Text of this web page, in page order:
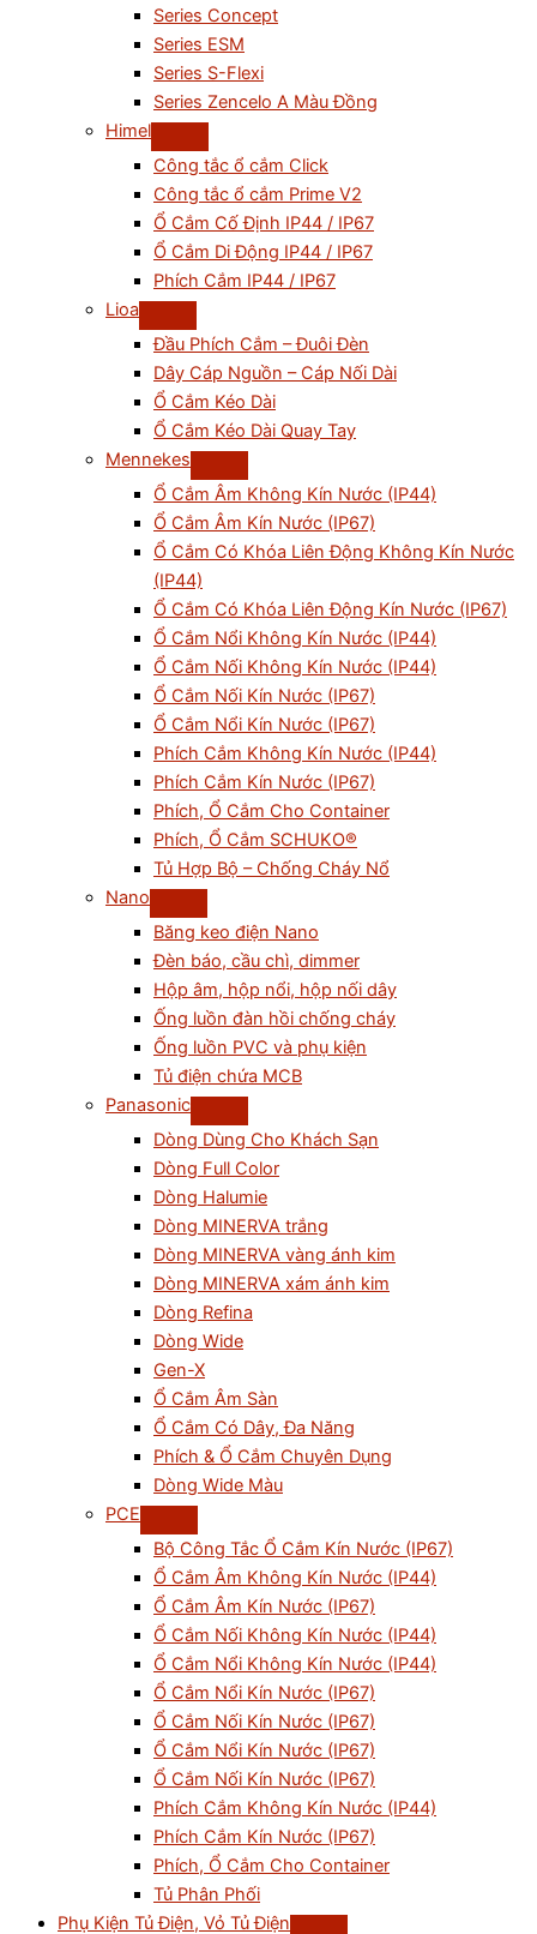
Series Concept
Series ESM
Series S-Flexi
Series Zencelo A Màu Đồng
Himel
Công tắc ổ cắm Click
Công tắc ổ cắm Prime V2
Ổ Cắm Cố Định IP44 / IP67
Ổ Cắm Di Động IP44 / IP67
Phích Cắm IP44 / IP67
Lioa
Đầu Phích Cắm – Đuôi Đèn
Dây Cáp Nguồn – Cáp Nối Dài
Ổ Cắm Kéo Dài
Ổ Cắm Kéo Dài Quay Tay
Mennekes
Ổ Cắm Âm Không Kín Nước (IP44)
Ổ Cắm Âm Kín Nước (IP67)
Ổ Cắm Có Khóa Liên Động Không Kín Nước
(IP44)
Ổ Cắm Có Khóa Liên Động Kín Nước (IP67)
Ổ Cắm Nổi Không Kín Nước (IP44)
Ổ Cắm Nối Không Kín Nước (IP44)
Ổ Cắm Nối Kín Nước (IP67)
Ổ Cắm Nổi Kín Nước (IP67)
Phích Cắm Không Kín Nước (IP44)
Phích Cắm Kín Nước (IP67)
Phích, Ổ Cắm Cho Container
Phích, Ổ Cắm SCHUKO®
Tủ Hợp Bộ – Chống Cháy Nổ
Nano
Băng keo điện Nano
Đèn báo, cầu chì, dimmer
Hộp âm, hộp nổi, hộp nối dây
Ống luồn đàn hồi chống cháy
Ống luồn PVC và phụ kiện
Tủ điện chứa MCB
Panasonic
Dòng Dùng Cho Khách Sạn
Dòng Full Color
Dòng Halumie
Dòng MINERVA trắng
Dòng MINERVA vàng ánh kim
Dòng MINERVA xám ánh kim
Dòng Refina
Dòng Wide
Gen-X
Ổ Cắm Âm Sàn
Ổ Cắm Có Dây, Đa Năng
Phích & Ổ Cắm Chuyên Dụng
Dòng Wide Màu
PCE
Bộ Công Tắc Ổ Cắm Kín Nước (IP67)
Ổ Cắm Âm Không Kín Nước (IP44)
Ổ Cắm Âm Kín Nước (IP67)
Ổ Cắm Nối Không Kín Nước (IP44)
Ổ Cắm Nổi Không Kín Nước (IP44)
Ổ Cắm Nổi Kín Nước (IP67)
Ổ Cắm Nối Kín Nước (IP67)
Ổ Cắm Nổi Kín Nước (IP67)
Ổ Cắm Nối Kín Nước (IP67)
Phích Cắm Không Kín Nước (IP44)
Phích Cắm Kín Nước (IP67)
Phích, Ổ Cắm Cho Container
Tủ Phân Phối
Phụ Kiện Tủ Điện, Vỏ Tủ Điện